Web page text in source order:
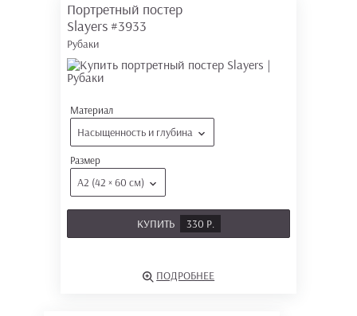
Портретный постер
Slayers #3933
Рубаки
Материал
Насыщенность и глубина
Размер
А2 (42 × 60 см)
КУПИТЬ 330 Р.
ПОДРОБНЕЕ